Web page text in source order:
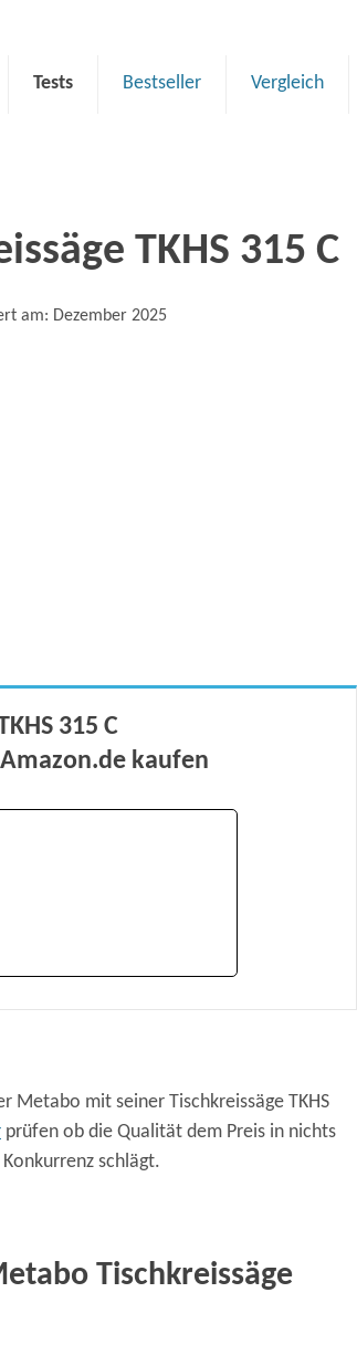
Tests Bestseller Vergleich
TKHS 315 C
am: Dezember 2025
315 C
kaufen
mit seiner Tischkreissäge TKHS
prüfen ob die Qualität dem Preis in nichts
schlägt.
Tischkreissäge